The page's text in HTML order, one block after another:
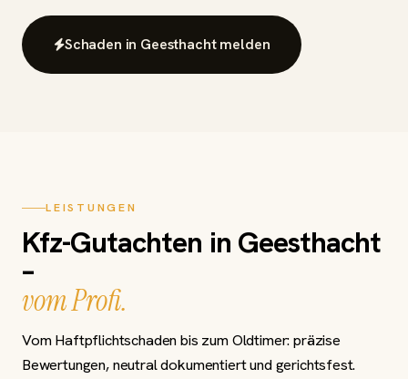
Schaden in Geesthacht melden
LEISTUNGEN
Kfz-Gutachten in Geesthacht
–
vom Profi.
Vom Haftpflichtschaden bis zum Oldtimer: präzise
Bewertungen, neutral dokumentiert und gerichtsfest.